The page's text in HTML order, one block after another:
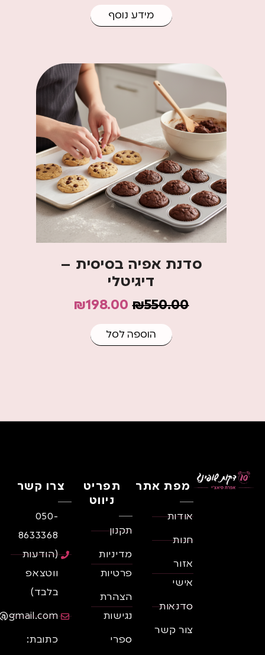
מידע נוסף
סדנת אפיה בסיסית –
דיגיטלי
₪550.00
₪198.00
הוספה לסל
מפת אתר
אודות
חנות
אזור
אישי
סדנאות
צור קשר
תפריט
ניווט
תקנון
מדיניות
פרטיות
הצהרת
נגישות
ספרי
צרו קשר
050-
8633368
(הודעות
ווטצאפ
בלבד)
כתובת: